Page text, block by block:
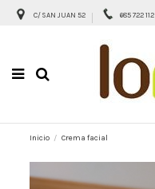
C/ SAN JUAN 52 685 722 112
Inicio Crema facial